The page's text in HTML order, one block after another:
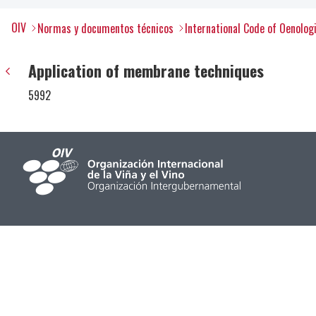
OIV Normas y documentos técnicos International Code of
Application of membrane techniques
5992